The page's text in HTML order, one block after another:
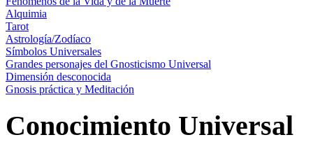
Alquimia
Tarot
Astrología/Zodíaco
Símbolos Universales
Grandes personajes del Gnosticismo Universal
Dimensión desconocida
Gnosis práctica y Meditación
Conocimiento Universal